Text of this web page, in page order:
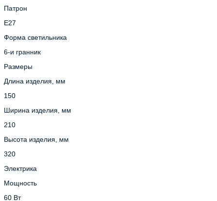
Патрон
E27
Форма светильника
6-и гранник
Размеры
Длина изделия, мм
150
Ширина изделия, мм
210
Высота изделия, мм
320
Электрика
Мощность
60 Вт